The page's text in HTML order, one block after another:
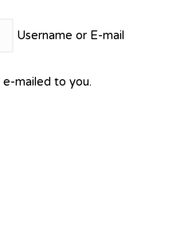
Username or E-mail
mailed to you.